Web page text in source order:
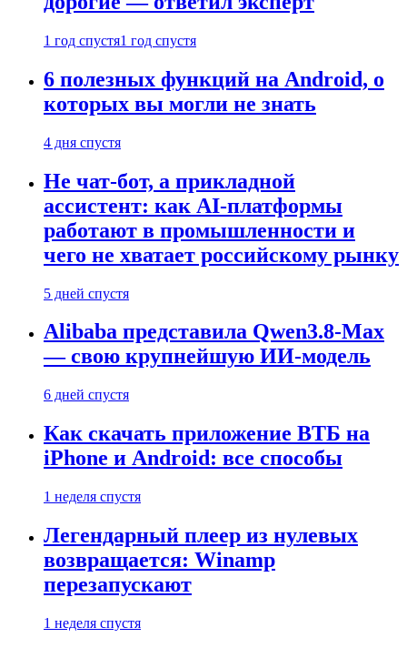
1 год спустя1 год спустя
6 полезных функций на Android, о
которых вы могли не знать
4 дня спустя
Не чат-бот, а прикладной
ассистент: как AI-платформы
работают в промышленности и
чего не хватает российскому рынку
5 дней спустя
Alibaba представила Qwen3.8-Max
— свою крупнейшую ИИ-модель
6 дней спустя
Как скачать приложение ВТБ на
iPhone и Android: все способы
1 неделя спустя
Легендарный плеер из нулевых
возвращается: Winamp
перезапускают
1 неделя спустя